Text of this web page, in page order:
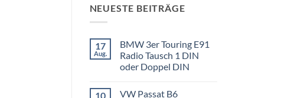
NEUESTE BEITRÄGE
17
Aug.
BMW 3er Touring E91
Radio Tausch 1 DIN
oder Doppel DIN
zu
10
VW Passat B6